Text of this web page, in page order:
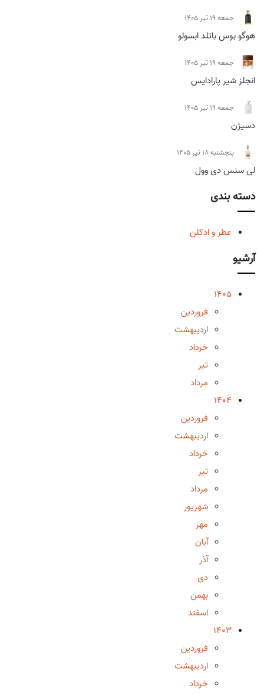
جمعه 19 تیر 1405
هوگو بوس باتلد ابسولو
جمعه 19 تیر 1405
انجلز شیر پارادایس
جمعه 19 تیر 1405
دسیژن
پنجشنبه 18 تیر 1405
لی سنس دی وول
دسته بندی
عطر و ادکلن
آرشیو
1405
فروردین
اردیبهشت
خرداد
تیر
مرداد
1404
فروردین
اردیبهشت
خرداد
تیر
مرداد
شهریور
مهر
آبان
آذر
دی
بهمن
اسفند
1403
فروردین
اردیبهشت
خرداد